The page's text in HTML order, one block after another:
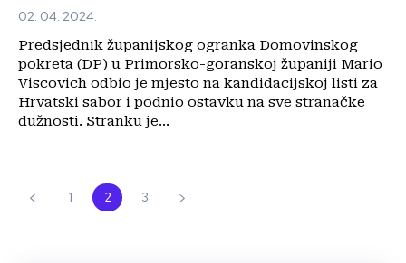
02. 04. 2024.
Predsjednik županijskog ogranka Domovinskog
pokreta (DP) u Primorsko-goranskoj županiji Mario
Viscovich odbio je mjesto na kandidacijskoj listi za
Hrvatski sabor i podnio ostavku na sve stranačke
dužnosti. Stranku je...
1 2 3